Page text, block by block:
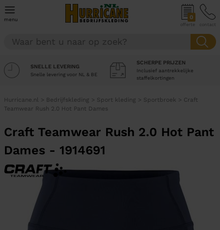
menu 0
offerte contact
SNELLE LEVERING
Snelle levering voor NL & BE
SCHERPE PRIJZEN
Inclusief aantrekkelijke
staffelkortingen
Hurricane.nl > Bedrijfskleding > Sport kleding > Sportbroek > Craft
Teamwear Rush 2.0 Hot Pant Dames
Craft Teamwear Rush 2.0 Hot Pant
Dames - 1914691